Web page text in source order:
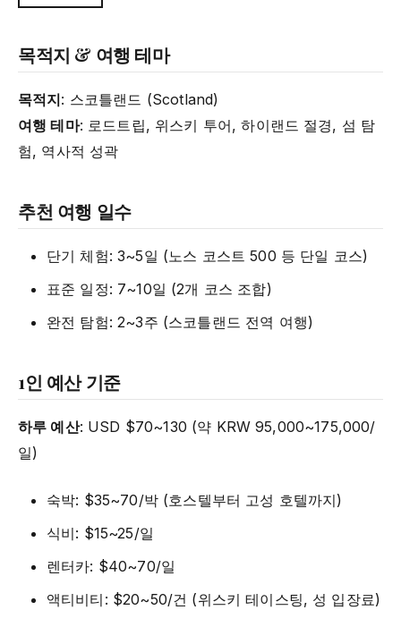
목적지 & 여행 테마
목적지: 스코틀랜드 (Scotland)
여행 테마: 로드트립, 위스키 투어, 하이랜드 절경, 섬 탐
험, 역사적 성곽
추천 여행 일수
단기 체험: 3~5일 (노스 코스트 500 등 단일 코스)
표준 일정: 7~10일 (2개 코스 조합)
완전 탐험: 2~3주 (스코틀랜드 전역 여행)
1인 예산 기준
하루 예산: USD $70~130 (약 KRW 95,000~175,000/
일)
숙박: $35~70/박 (호스텔부터 고성 호텔까지)
식비: $15~25/일
렌터카: $40~70/일
액티비티: $20~50/건 (위스키 테이스팅, 성 입장료)